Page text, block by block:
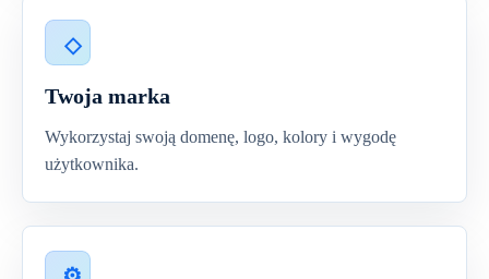
Twoja marka
Wykorzystaj swoją domenę, logo, kolory i wygodę
użytkownika.